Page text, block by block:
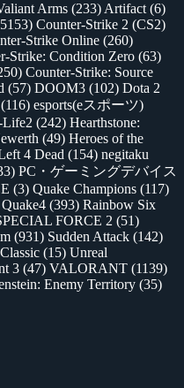
Arms (233) Artifact (6)
Counter-Strike 2 (CS2)
Strike Online (260)
Strike: Condition Zero (63)
Counter-Strike: Source
(57) DOOM3 (102) Dota 2
(116) esports(eスポーツ)
(242) Hearthstone:
(49) Heroes of the
4 Dead (154) negitaku
PC・ゲーミングデバイス
(3) Quake Champions (117)
Quake4 (393) Rainbow Six
FORCE 2 (51)
(931) Sudden Attack (142)
(15) Unreal
3 (47) VALORANT (1139)
Enemy Territory (35)